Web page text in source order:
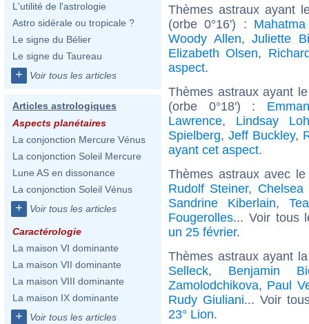
L'utilité de l'astrologie
Astro sidérale ou tropicale ?
Le signe du Bélier
Le signe du Taureau
+ Voir tous les articles
Articles astrologiques
Aspects planétaires
La conjonction Mercure Vénus
La conjonction Soleil Mercure
Lune AS en dissonance
La conjonction Soleil Vénus
+ Voir tous les articles
Caractérologie
La maison VI dominante
La maison VII dominante
La maison VIII dominante
La maison IX dominante
+ Voir tous les articles
Thèmes astraux ayant
(orbe 0°16') :
Woody Allen, Juliette
Elizabeth Olsen,
aspect.
Thèmes astraux ayant
(orbe 0°18') :
Lawrence, Lindsay
Spielberg,Jeff Buckley,
ayant cet aspect.
Thèmes astraux avec
Rudolf Steiner, Chelsea
Sandrine Kiberlain,
Fougerolles... Voir tous
un 25 février.
Thèmes astraux ayant
Selleck, Benjamin
Zamolodchikova, Paul
Rudy Giuliani... Voir
23° Lion.